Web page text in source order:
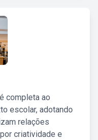
completa ao
escolar, adotando
relações
criatividade e